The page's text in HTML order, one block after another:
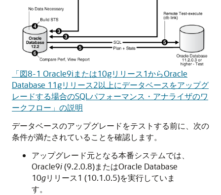
「図8-1 Oracle9iまたは10gリリース1からOracle
Database 11gリリース2以上にデータベースをアップグ
レードする場合のSQLパフォーマンス・アナライザのワ
ークフロー」の説明
データベースのアップグレードをテストする前に、次の
条件が満たされていることを確認します。
アップグレード元となる本番システムでは、
Oracle9i(9.2.0.8)またはOracle Database
10gリリース1 (10.1.0.5)を実行していま
す。